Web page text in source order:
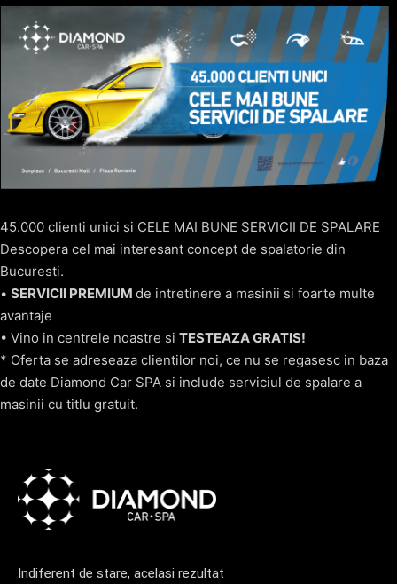
45.000 clienti unici si CELE MAI BUNE SERVICII DE SPALARE
Descopera cel mai interesant concept de spalatorie din
Bucuresti.
• SERVICII PREMIUM de intretinere a masinii si foarte multe
avantaje
• Vino in centrele noastre si TESTEAZA GRATIS!
* Oferta se adreseaza clientilor noi, ce nu se regasesc in baza
de date Diamond Car SPA si include serviciul de spalare a
masinii cu titlu gratuit.
Indiferent de stare, acelasi rezultat